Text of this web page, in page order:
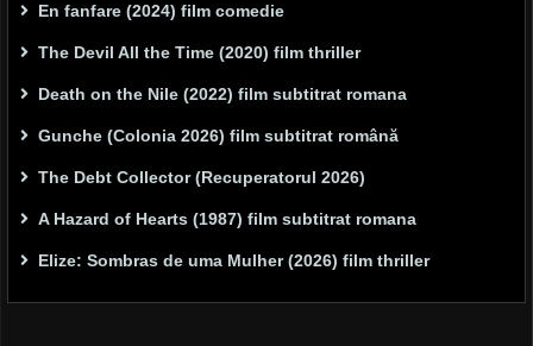
En fanfare (2024) film comedie
The Devil All the Time (2020) film thriller
Death on the Nile (2022) film subtitrat romana
Gunche (Colonia 2026) film subtitrat română
The Debt Collector (Recuperatorul 2026)
A Hazard of Hearts (1987) film subtitrat romana
Elize: Sombras de uma Mulher (2026) film thriller